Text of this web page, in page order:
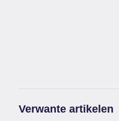
Verwante artikelen